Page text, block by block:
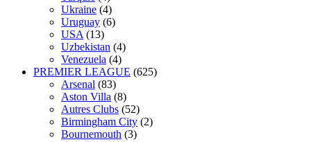
Ukraine (4)
Uruguay (6)
USA (13)
Uzbekistan (4)
Venezuela (4)
PREMIER LEAGUE (625)
Arsenal (83)
Aston Villa (8)
Autres Clubs (52)
Birmingham City (2)
Bournemouth (3)